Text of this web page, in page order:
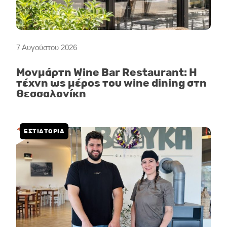
7 Αυγούστου 2026
Μονμάρτη Wine Bar Restaurant: Η
τέχνη ως μέρος του wine dining στη
Θεσσαλονίκη
ΕΣΤΙΑΤΟΡΙΑ